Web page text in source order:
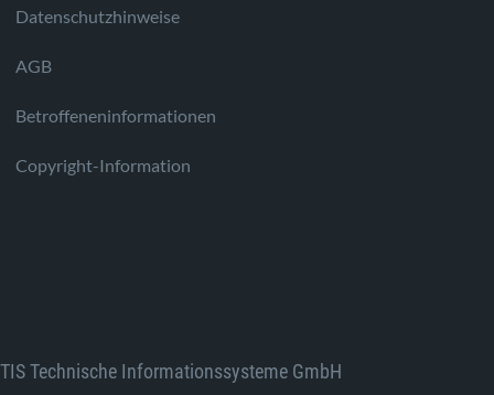
Datenschutzhinweise
AGB
Betroffeneninformationen
Copyright-Information
TIS Technische Informationssysteme GmbH